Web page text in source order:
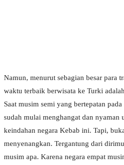
Namun, menurut sebagian besar para
waktu terbaik berwisata ke Turki
Saat musim semi yang bertepatan
sudah mulai menghangat dan nyaman
keindahan negara Kebab ini. Tapi,
menyenangkan. Tergantung dari
musim apa. Karena negara empat